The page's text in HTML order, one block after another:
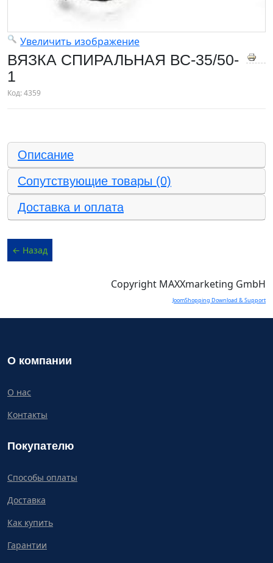
Увеличить изображение
ВЯЗКА СПИРАЛЬНАЯ ВС-35/50-
1
Код:4359
Описание
Сопутствующие товары (0)
Доставка и оплата
Copyright MAXXmarketing GmbH
JoomShopping Download & Support
О компании
О нас
Контакты
Покупателю
Способы оплаты
Доставка
Как купить
Гарантии